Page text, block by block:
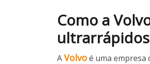
Como a
AVolvoé uma empresa